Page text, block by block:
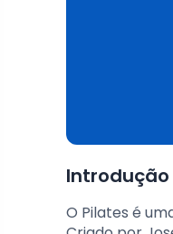
O Pilates é